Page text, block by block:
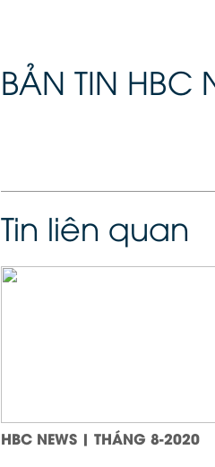
BẢN TIN HBC
Tin liên quan
HBC NEWS | THÁNG 8-2020